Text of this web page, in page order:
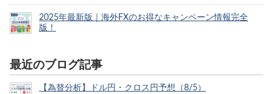
2025年最新版｜海外FXのお得なキャンペーン情報完全
版！
最近のブログ記事
【為替分析】ドル円・クロス円予想（8/5）